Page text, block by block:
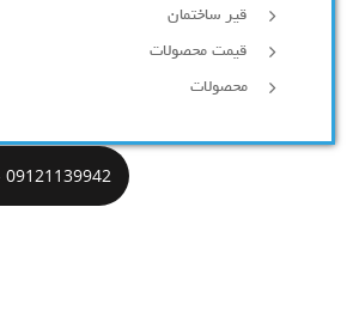
قیر ساختمان
قیمت محصولات
محصولات
09121139942 - تماس بگیرید